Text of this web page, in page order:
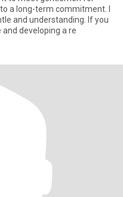
understanding. If you
developing a re